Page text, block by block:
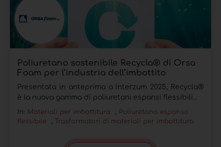
Poliuretano sostenibile Recycla® di Orsa
Foam per l’industria dell’imbottito
Presentata in anteprima a Interzum 2025, Recycla®
è la nuova gamma di poliuretani espansi flessibili...
In: Materiali per imbottitura , Poliuretano espanso
flessibile
, Trasformatori di materiali per imbottitura